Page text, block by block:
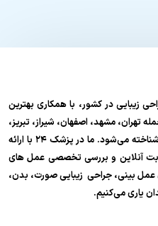
زیبایی در کشور، با همکاری بهترین
تهران، مشهد، اصفهان، شیراز، تبریز،
رشت و…، به عنوان مرجع زیبایی کشور شناخته می‌شود. ما در پزشک ۲۴ با ارائه
آنلاین و بررسی تخصصی عمل های
عمل بینی، جراحی زیبایی صورت، بدن،
یاری می‌کنیم.